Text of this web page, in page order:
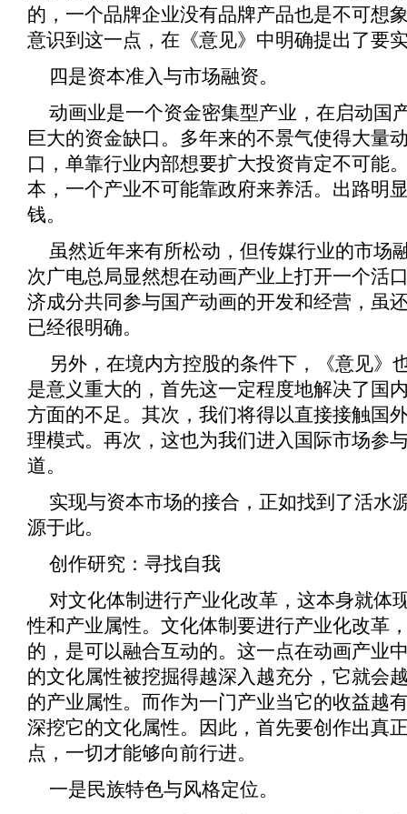
的，一个品牌企业没有品牌产品也是不可想
意识到这一点，在《意见》中明确提出了要
四是资本准入与市场融资。
动画业是一个资金密集型产业，在启动国
巨大的资金缺口。多年来的不景气使得大量
口，单靠行业内部想要扩大投资肯定不可能
本，一个产业不可能靠政府来养活。出路明
钱。
虽然近年来有所松动，但传媒行业的市场
次广电总局显然想在动画产业上打开一个活
济成分共同参与国产动画的开发和经营，虽
已经很明确。
另外，在境内方控股的条件下，《意见》
是意义重大的，首先这一定程度地解决了国
方面的不足。其次，我们将得以直接接触国
理模式。再次，这也为我们进入国际市场参
道。
实现与资本市场的接合，正如找到了活水
源于此。
创作研究：寻找自我
对文化体制进行产业化改革，这本身就体
性和产业属性。文化体制要进行产业化改革
的，是可以融合互动的。这一点在动画产业
的文化属性被挖掘得越深入越充分，它就会
的产业属性。而作为一门产业当它的收益越
深挖它的文化属性。因此，首先要创作出真
点，一切才能够向前行进。
一是民族特色与风格定位。